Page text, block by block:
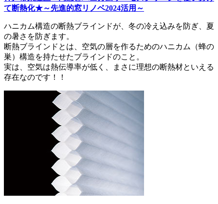
て断熱化★～先進的窓リノベ2024活用～
ハニカム構造の断熱ブラインドが、冬の冷え込みを防ぎ、夏
の暑さを防ぎます。
断熱ブラインドとは、空気の層を作るためのハニカム（蜂の
巣）構造を持たせたブラインドのこと。
実は、空気は熱伝導率が低く、まさに理想の断熱材といえる
存在なのです！！